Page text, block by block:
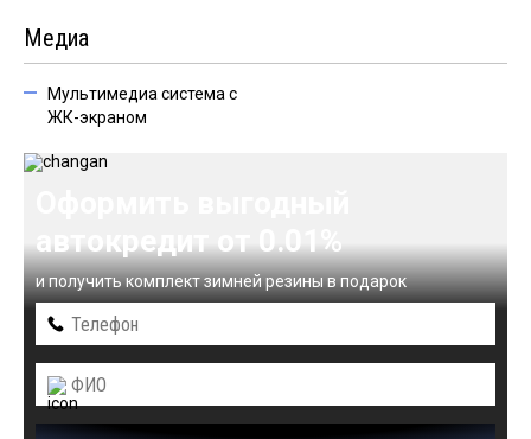
Медиа
Мультимедиа система с
ЖК-экраном
автокредит от 0.01%
и получить комплект зимней резины в подарок